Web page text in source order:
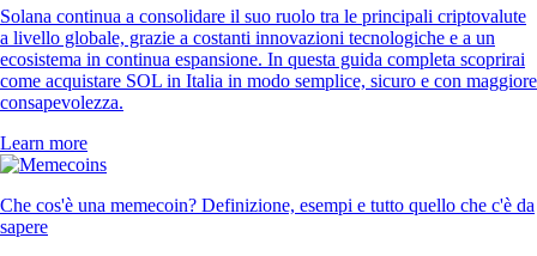
Solana continua a consolidare il suo ruolo tra le principali criptovalute
a livello globale, grazie a costanti innovazioni tecnologiche e a un
ecosistema in continua espansione. In questa guida completa scoprirai
come acquistare SOL in Italia in modo semplice, sicuro e con maggiore
consapevolezza.
Learn more
Che cos'è una memecoin? Definizione, esempi e tutto quello che c'è da
sapere